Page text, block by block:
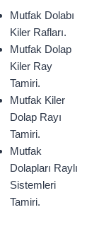
Mutfak Dolabı
Kiler Rafları.
Mutfak Dolap
Kiler Ray
Tamiri.
Mutfak Kiler
Dolap Rayı
Tamiri.
Mutfak
Dolapları Raylı
Sistemleri
Tamiri.